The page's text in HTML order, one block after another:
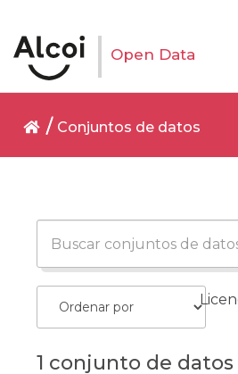
Open Data
Conjuntos de datos
1 conjunto de